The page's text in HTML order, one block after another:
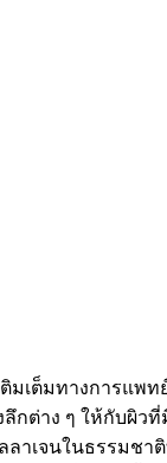
ติมเต็มทางการ
กต่าง ๆ ให้กับ
าเจนในธรรม